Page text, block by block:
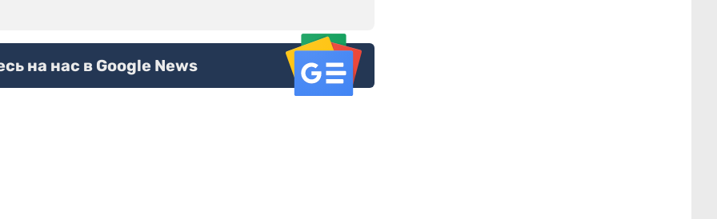
на нас в Google News